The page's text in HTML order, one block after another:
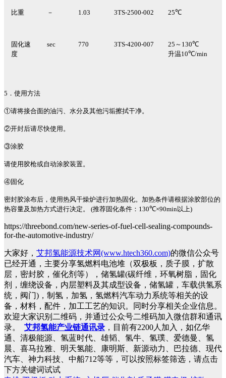
比重 － 1.03 3TS-2500-002 25℃
固化速
度
sec 770 3TS-4200-007 25 ～ 130℃
升温10℃/min
5 ．使用方法
①请将接合面的油污、水分及其他污垢擦拭干净。
②开封后请尽快使用。
③涂胶
请使用胶枪或自动涂胶装置。
④固化
密封胶涂布后，使用热风干燥炉进行加热固化。加热条件请根据涂胶部位的
热容量及加热方式进行决定。
(推荐固化条件： 130℃×90min以上)
https://threebond.com/new-series-of-fuel-cell-sealing-compounds-
for-the-automotive-industry/
大家好， 艾邦氢能源技术网(www.htech360.com)的微信公众号
已经开通，主要分享氢燃料电池堆（双极板，质子膜，扩散
层，密封胶，催化剂等），储氢罐(碳纤维，环氧树脂，固化
剂，缠绕设备，内层塑料及其成型设备，储氢罐，车载供氢系
统，阀门)，制氢，加氢，氢燃料汽车动力系统等相关的设
备，材料，配件，加工工艺的知识。同时分享相关企业信息。
欢迎大家识别二维码，并通过公众号二维码加入微信群和通讯
录。
艾邦氢能产业链通讯录 ，目前有2200人加入，如亿华
通、清极能源、氢蓝时代、雄韬、氢牛、氢璞、爱德曼、氢
晨、喜马拉雅、明天氢能、康明斯、新源动力、巴拉德、现代
汽车、神力科技、中船712等等，可以按照标签筛选，请点击
下方关键词试试